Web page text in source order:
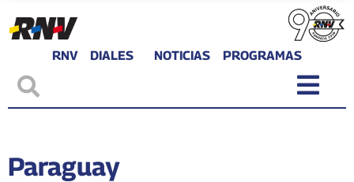
RNV DIALES NOTICIAS PROGRAMAS
Paraguay